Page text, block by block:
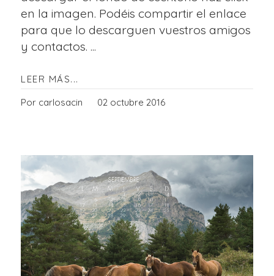
en la imagen. Podéis compartir el enlace
para que lo descarguen vuestros amigos
y contactos. ...
LEER MÁS...
Por carlosacin 02 octubre 2016